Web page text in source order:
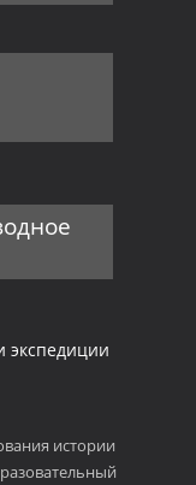
экспедиции
истории